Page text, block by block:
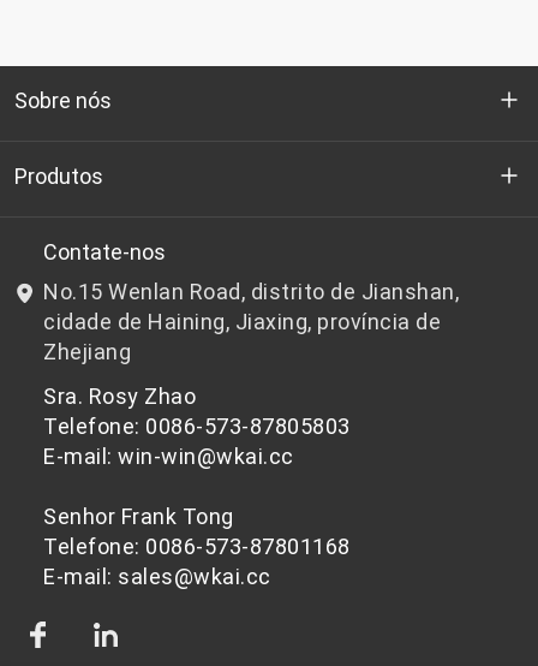
Sobre nós
Quem somos
P&D
Notícias e Eventos
política de Privacidade
Produtos
Chips de PET de qualidade para garrafas
Chips de PET não adequados para garrafas
Contate-nos
No.15 Wenlan Road, distrito de Jianshan,
cidade de Haining, Jiaxing, província de
Zhejiang
Sra. Rosy Zhao
Telefone: 0086-573-87805803
E-mail: win-win@wkai.cc
Senhor Frank Tong
Telefone: 0086-573-87801168
E-mail: sales@wkai.cc